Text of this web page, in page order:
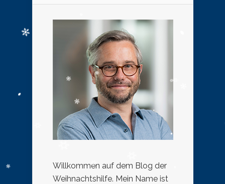
Willkommen auf dem Blog der
Weihnachtshilfe. Mein Name ist